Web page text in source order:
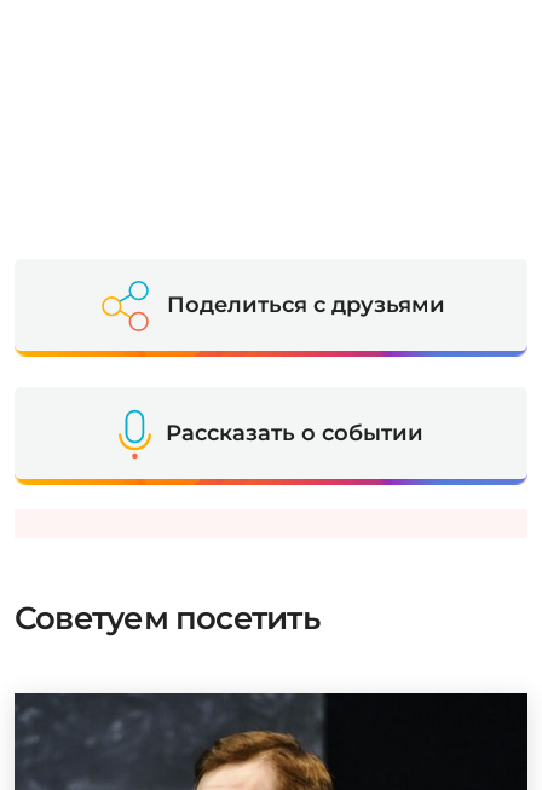
Поделиться с друзьями
Рассказать о событии
Советуем посетить